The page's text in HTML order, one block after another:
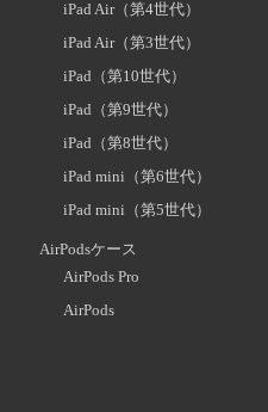
iPad Air（第4世代）
iPad Air（第3世代）
iPad（第10世代）
iPad（第9世代）
iPad（第8世代）
iPad mini（第6世代）
iPad mini（第5世代）
AirPodsケース
AirPods Pro
AirPods